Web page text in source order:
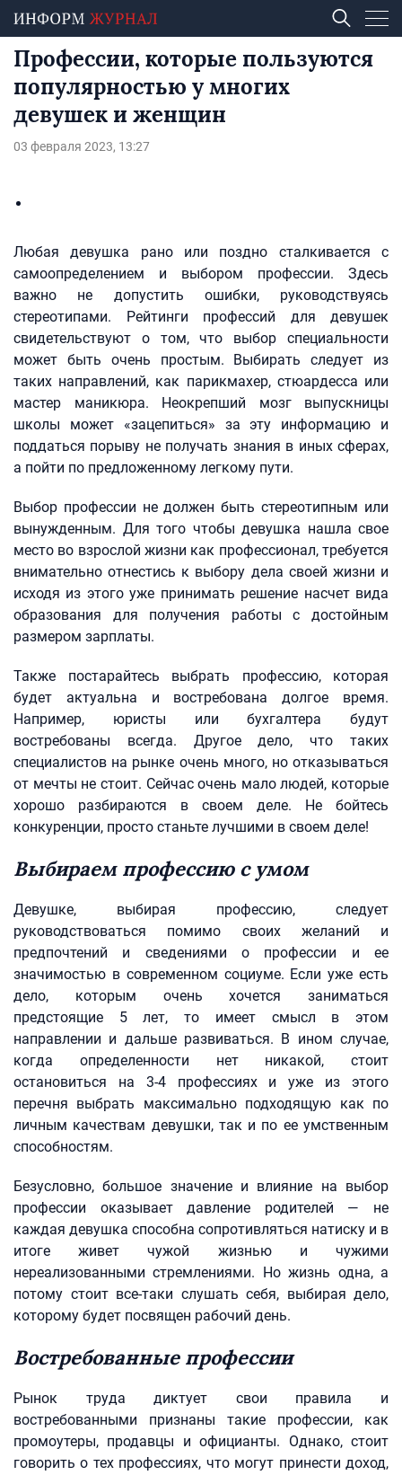
Профессии, которые пользуются
популярностью у многих
девушек и женщин
03 февраля 2023, 13:27
Любая девушка рано или поздно сталкивается с
самоопределением и выбором профессии. Здесь
важно не допустить ошибки, руководствуясь
стереотипами. Рейтинги профессий для девушек
свидетельствуют о том, что выбор специальности
может быть очень простым. Выбирать следует из
таких направлений, как парикмахер, стюардесса или
мастер маникюра. Неокрепший мозг выпускницы
школы может «зацепиться» за эту информацию и
поддаться порыву не получать знания в иных сферах,
а пойти по предложенному легкому пути.
Выбор профессии не должен быть стереотипным или
вынужденным. Для того чтобы девушка нашла свое
место во взрослой жизни как профессионал, требуется
внимательно отнестись к выбору дела своей жизни и
исходя из этого уже принимать решение насчет вида
образования для получения работы с достойным
размером зарплаты.
Также постарайтесь выбрать профессию, которая
будет актуальна и востребована долгое время.
Например, юристы или бухгалтера будут
востребованы всегда. Другое дело, что таких
специалистов на рынке очень много, но отказываться
от мечты не стоит. Сейчас очень мало людей, которые
хорошо разбираются в своем деле. Не бойтесь
конкуренции, просто станьте лучшими в своем деле!
Выбираем профессию с умом
Девушке, выбирая профессию, следует
руководствоваться помимо своих желаний и
предпочтений и сведениями о профессии и ее
значимостью в современном социуме. Если уже есть
дело, которым очень хочется заниматься
предстоящие 5 лет, то имеет смысл в этом
направлении и дальше развиваться. В ином случае,
когда определенности нет никакой, стоит
остановиться на 3-4 профессиях и уже из этого
перечня выбрать максимально подходящую как по
личным качествам девушки, так и по ее умственным
способностям.
Безусловно, большое значение и влияние на выбор
профессии оказывает давление родителей — не
каждая девушка способна сопротивляться натиску и в
итоге живет чужой жизнью и чужими
нереализованными стремлениями. Но жизнь одна, а
потому стоит все-таки слушать себя, выбирая дело,
которому будет посвящен рабочий день.
Востребованные профессии
Рынок труда диктует свои правила и
востребованными признаны такие профессии, как
промоутеры, продавцы и официанты. Однако, стоит
говорить о тех профессиях, что могут принести доход,